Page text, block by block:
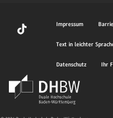
Impressum
Text in leichter
Datenschutz Ihr